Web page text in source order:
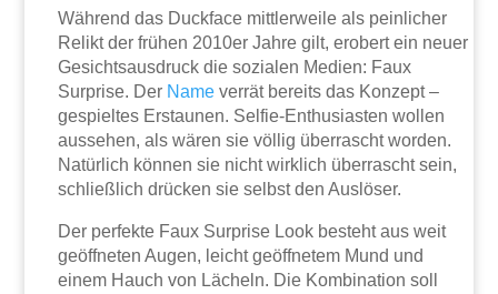
Während das Duckface mittlerweile als peinlicher
Relikt der frühen 2010er Jahre gilt, erobert ein neuer
Gesichtsausdruck die sozialen Medien: Faux
Surprise. Der Name verrät bereits das Konzept –
gespieltes Erstaunen. Selfie-Enthusiasten wollen
aussehen, als wären sie völlig überrascht worden.
Natürlich können sie nicht wirklich überrascht sein,
schließlich drücken sie selbst den Auslöser.
Der perfekte Faux Surprise Look besteht aus weit
geöffneten Augen, leicht geöffnetem Mund und
einem Hauch von Lächeln. Die Kombination soll